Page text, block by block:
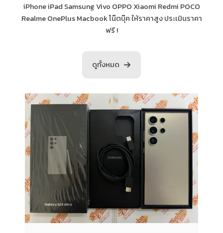
iPhone iPad Samsung Vivo OPPO Xiaomi Redmi POCO
Realme OnePlus Macbook โน๊ตบุ๊ค ให้ราคาสูง ประเมินราคา
ฟรี !
ดูทั้งหมด